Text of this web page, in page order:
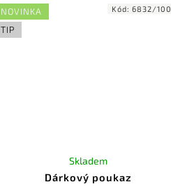
NOVINKA
TIP
Dárkový poukaz
Skladem
Kód:6832/100